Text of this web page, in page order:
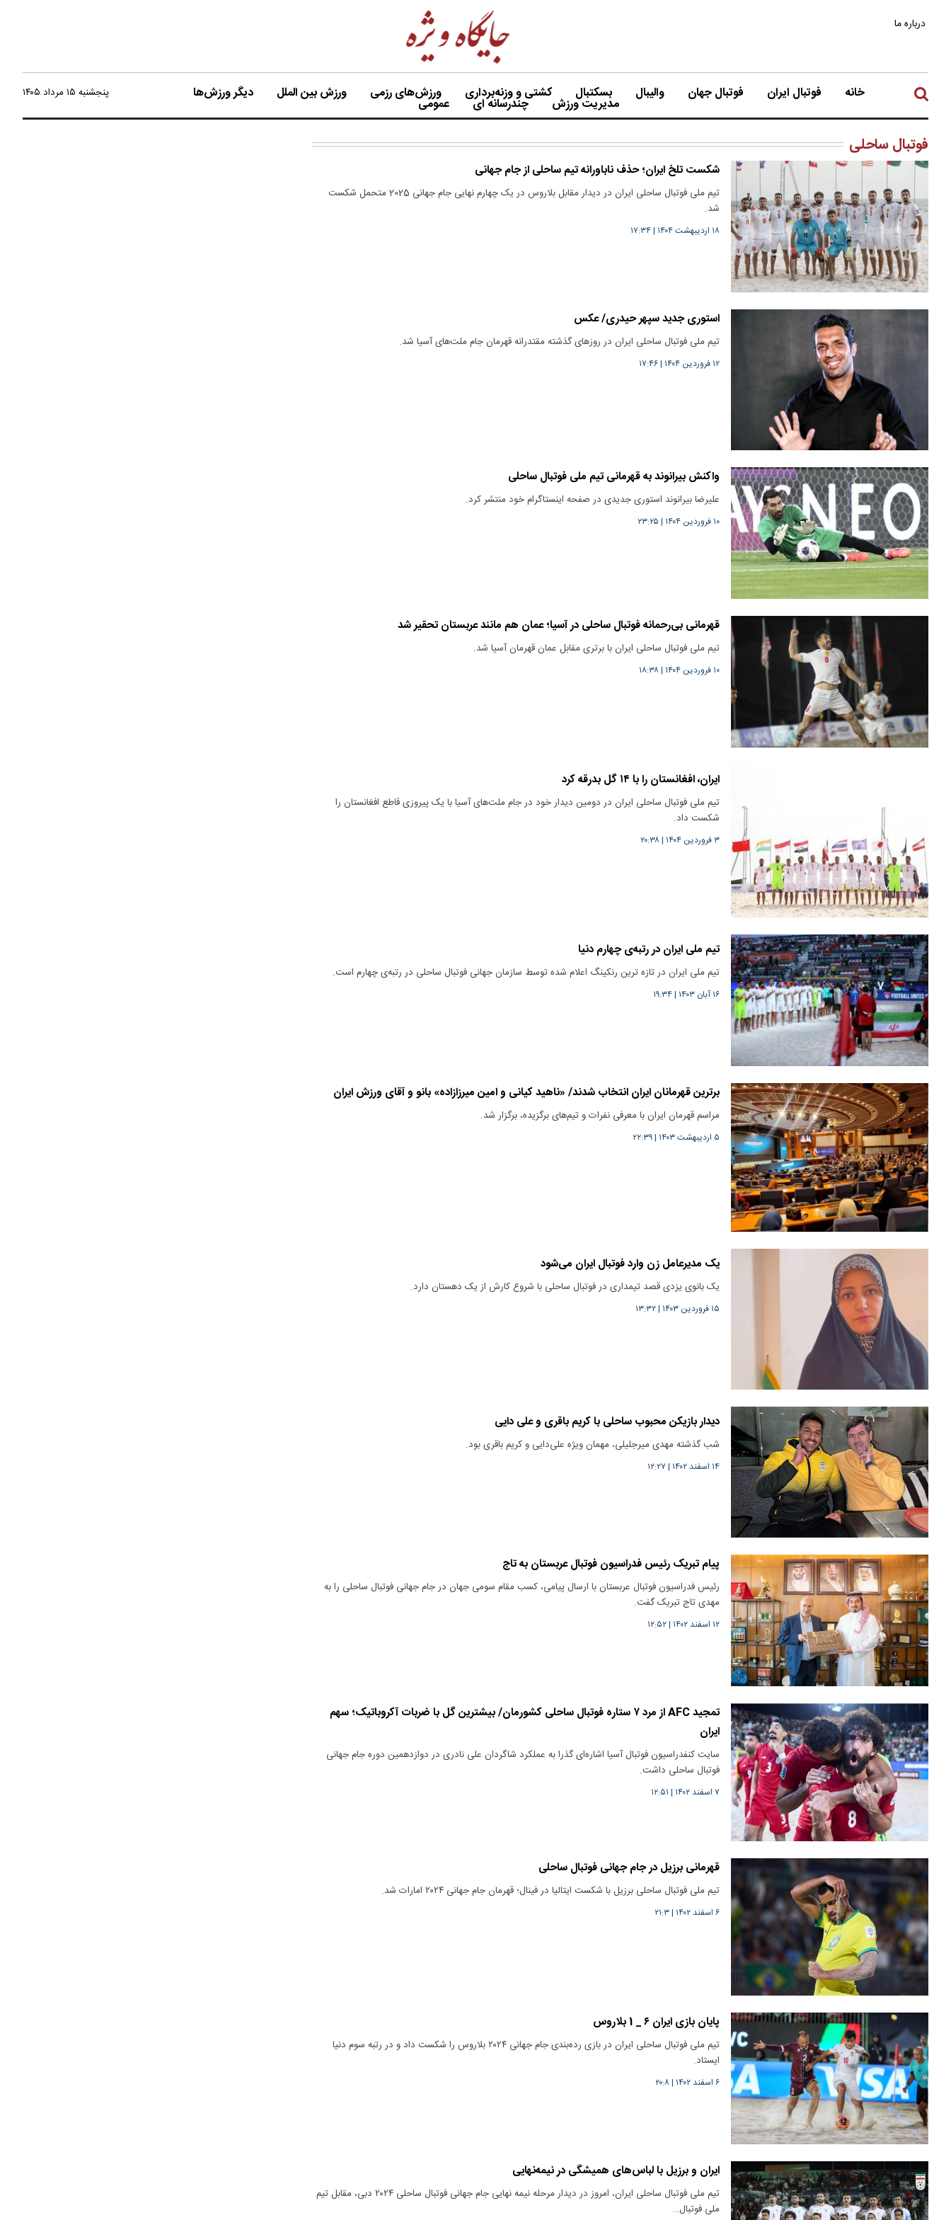
درباره ما
خانه فوتبال ایران فوتبال جهان والیبال بسکتبال کشتی و وزنه‌برداری ورزش‌های رزمی ورزش بین الملل دیگر ورزش‌ها
مدیریت ورزش چندرسانه ای عمومی
پنجشنبه ۱۵ مرداد ۱۴۰۵
فوتبال ساحلی
شکست تلخ ایران؛ حذف ناباورانه تیم ساحلی از جام جهانی
تیم ملی فوتبال ساحلی ایران در دیدار مقابل بلاروس در یک چهارم نهایی جام جهانی 2025 متحمل شکست
شد.
۱۸ اردیبهشت ۱۴۰۴ |۱۷:۳۴
استوری جدید سپهر حیدری/ عکس
تیم ملی فوتبال ساحلی ایران در روزهای گذشته مقتدرانه قهرمان جام ملت‌های آسیا شد.
۱۲ فروردین ۱۴۰۴ |۱۷:۴۶
واکنش بیرانوند به قهرمانی تیم ملی فوتبال ساحلی
علیرضا بیرانوند استوری جدیدی در صفحه اینستاگرام خود منتشر کرد.
۱۰ فروردین ۱۴۰۴ | ۲۳:۲۵
قهرمانی بی‌رحمانه فوتبال ساحلی در آسیا؛ عمان هم مانند عربستان تحقیر شد
تیم ملی فوتبال ساحلی ایران با برتری مقابل عمان قهرمان آسیا شد.
۱۰ فروردین ۱۴۰۴ |۱۸:۳۸
ایران، افغانستان را با ۱۴ گل بدرقه کرد
تیم ملی فوتبال ساحلی ایران در دومین دیدار خود در جام ملت‌های آسیا با یک پیروزی قاطع افغانستان را
شکست داد.
۳ فروردین ۱۴۰۴ |۲۰:۳۸
تیم ملی ایران در رتبه‌ی چهارم دنیا
تیم ملی ایران در تازه ترین رنکینگ اعلام شده‌ توسط سازمان جهانی فوتبال ساحلی در رتبه‌ی چهارم است.
۱۶ آبان ۱۴۰۳ |۱۹:۳۴
برترین قهرمانان ایران انتخاب شدند/ «ناهید کیانی و امین میرزازاده» بانو و آقای ورزش ایران
مراسم قهرمان ایران با معرفی نفرات و تیم‌های برگزیده، برگزار شد.
۵ اردیبهشت ۱۴۰۳ |۲۲:۳۹
یک مدیرعامل زن وارد فوتبال ایران می‌شود
یک بانوی یزدی قصد تیمداری در فوتبال ساحلی با شروع کارش از یک دهستان دارد.
۱۵ فروردین ۱۴۰۳ |۱۳:۳۲
دیدار بازیکن محبوب ساحلی با کریم باقری و علی دایی
شب گذشته مهدی میرجلیلی، مهمان ویژه علی‌دایی و کریم باقری بود.
۱۴ اسفند ۱۴۰۲ | ۱۲:۲۷
پیام تبریک رئیس فدراسیون فوتبال عربستان به تاج
رئیس فدراسیون فوتبال عربستان با ارسال پیامی، کسب مقام سومی جهان در جام جهانی فوتبال ساحلی را به
مهدی تاج تبریک گفت.
۱۲ اسفند ۱۴۰۲ |۱۲:۵۲
تمجید AFC از مرد ۷ ستاره فوتبال ساحلی کشورمان/ بیشترین گل با ضربات آکروباتیک؛ سهم
ایران
سایت کنفدراسیون فوتبال آسیا اشاره‌ای گذرا به عملکرد شاگردان علی نادری در دوازدهمین دوره جام جهانی
فوتبال ساحلی داشت.
۷ اسفند ۱۴۰۲ | ۱۲:۵۱
قهرمانی برزیل در جام جهانی فوتبال ساحلی
تیم ملی فوتبال ساحلی برزیل با شکست ایتالیا در فینال؛ قهرمان جام جهانی ۲۰۲۴ امارات شد.
۶ اسفند ۱۴۰۲ |۲۱:۳
پایان بازی ایران ۶ _ 1 بلاروس
تیم ملی فوتبال ساحلی ایران در بازی رده‌بندی جام جهانی ۲۰۲۴ بلاروس را شکست داد و در رتبه سوم دنیا
ایستاد.
۶ اسفند ۱۴۰۲ |۲۰:۸
ایران و برزیل با لباس‌های همیشگی در نیمه‌نهایی
تیم ملی فوتبال ساحلی ایران، امروز در دیدار مرحله نیمه نهایی جام جهانی فوتبال ساحلی ۲۰۲۴ دبی، مقابل تیم
ملی فوتبال…